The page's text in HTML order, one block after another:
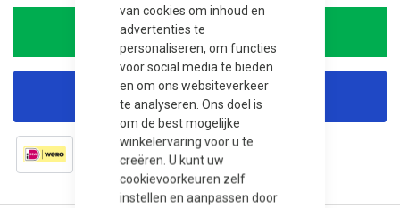
van cookies om inhoud en
advertenties te
personaliseren, om functies
voor social media te bieden
en om ons websiteverkeer
te analyseren. Ons doel is
om de best mogelijke
winkelervaring voor u te
creëren. U kunt uw
cookievoorkeuren zelf
instellen en aanpassen door
In winkelwagen
Korting aanvragen